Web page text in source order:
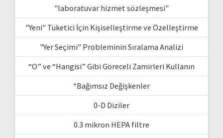
"laboratuvar hizmet sözleşmesi"
"Yeni" Tüketici İçin Kişiselleştirme ve Özelleştirme
"Yer Seçimi" Probleminin Sıralama Analizi
“O” ve “Hangisi” Gibi Göreceli Zamirleri Kullanın
*Bağımsız Değişkenler
0-D Diziler
0.3 mikron HEPA filtre